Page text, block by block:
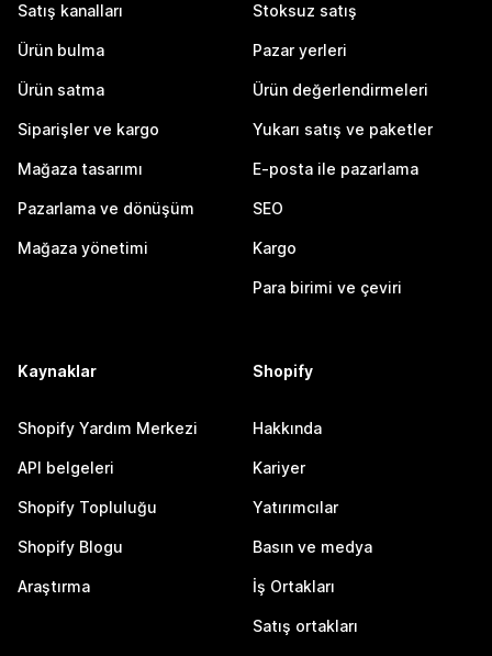
Satış kanalları
Ürün bulma
Ürün satma
Siparişler ve kargo
Mağaza tasarımı
Pazarlama ve dönüşüm
Mağaza yönetimi
Stoksuz satış
Pazar yerleri
Ürün değerlendirmeleri
Yukarı satış ve paketler
E-posta ile pazarlama
SEO
Kargo
Para birimi ve çeviri
Kaynaklar
Shopify Yardım Merkezi
API belgeleri
Shopify Topluluğu
Shopify Blogu
Araştırma
Shopify
Hakkında
Kariyer
Yatırımcılar
Basın ve medya
İş Ortakları
Satış ortakları